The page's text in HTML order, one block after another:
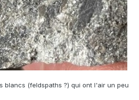
blancs (feldspaths ?) qui ont l'air un peu